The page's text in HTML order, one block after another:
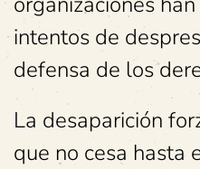
intentos de
defensa de los
La desaparición
que no cesa hasta